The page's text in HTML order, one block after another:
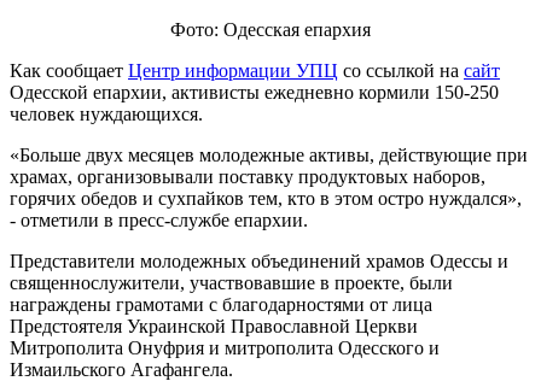
Фото: Одесская епархия
Как сообщает Центр информации УПЦ со ссылкой на сайт
Одесской епархии, активисты ежедневно кормили 150-250
человек нуждающихся.
«Больше двух месяцев молодежные активы, действующие при
храмах, организовывали поставку продуктовых наборов,
горячих обедов и сухпайков тем, кто в этом остро нуждался»,
- отметили в пресс-службе епархии.
Представители молодежных объединений храмов Одессы и
священнослужители, участвовавшие в проекте, были
награждены грамотами с благодарностями от лица
Предстоятеля Украинской Православной Церкви
Митрополита Онуфрия и митрополита Одесского и
Измаильского Агафангела.